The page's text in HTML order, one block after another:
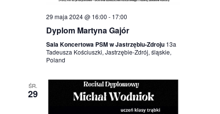
29 maja 2024 @ 16:00 - 17:00
Dyplom Martyna Gajór
Sala Koncertowa PSM w Jastrzębiu-Zdroju 13a
Tadeusza Kościuszki, Jastrzębie-Zdrój, śląskie,
Poland
ŚR.
29